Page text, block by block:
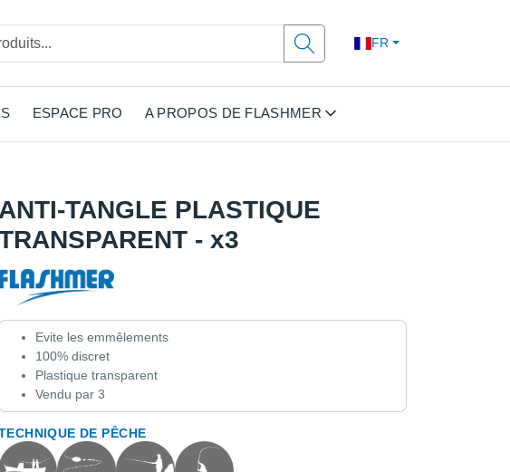
FR
ESPACE PRO A PROPOS DE FLASHMER
TANGLE PLASTIQUE
- x3
Evite les emmêlements
100% discret
Plastique transparent
Vendu par 3
DE PÊCHE